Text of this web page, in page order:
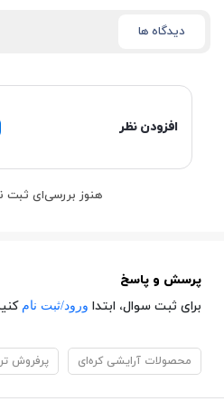
دیدگاه ها
افزودن نظر
هنوز بررسی‌ای
پرسش و پاسخ
برای ثبت سوال، ابتدا ورود/ثبت نام
محصولات آرایشی کره‌ای پرفروش